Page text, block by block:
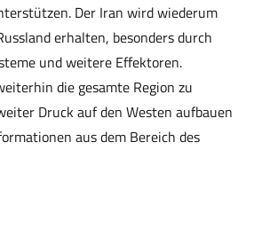
Der Iran wird wiederum
erhalten, besonders durch
und weitere Effektoren.
die gesamte Region zu
Druck auf den Westen aufbauen
aus dem Bereich des